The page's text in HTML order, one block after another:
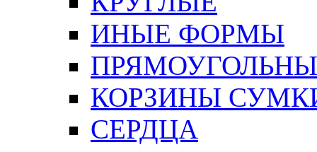
ИНЫЕ ФОРМЫ
КОРЗИНЫ
СЕРДЦА